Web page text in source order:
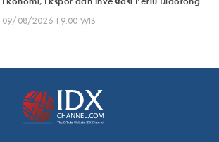
09/08/2026 19:00 WIB